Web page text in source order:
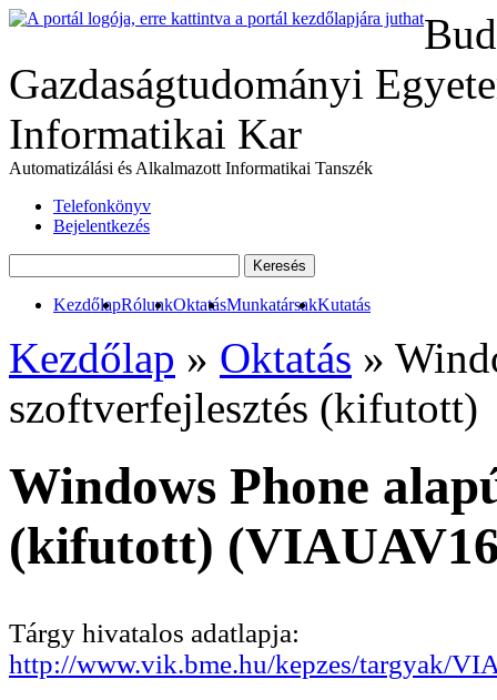
Gazdaságtudományi
Informatikai Kar
Automatizálási és Alkalmazott Informatikai Tanszék
Telefonkönyv
Bejelentkezés
KezdőlapRólunkOktatásMunkatársakKutatás
Kezdőlap » Oktatás »
szoftverfejlesztés (kifutott)
Windows Phone
(kifutott)
Tárgy hivatalos adatlapja:
http://www.vik.bme.hu/kepzes/targyak/